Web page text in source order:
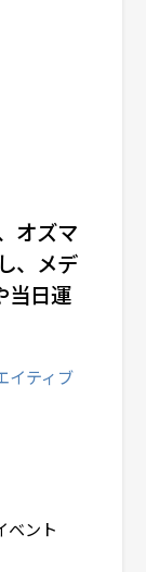
ベント
イティブ
オズマ
、メデ
当日運